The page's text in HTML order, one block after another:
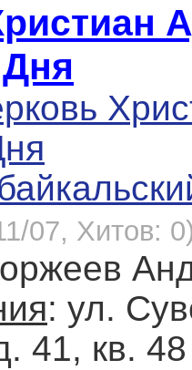
07, Хитов:
: ул.
41, кв. 48